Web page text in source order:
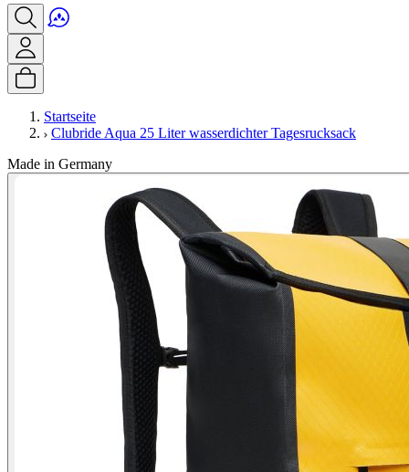
Startseite
Clubride Aqua 25 Liter wasserdichter Tagesrucksack
Made in Germany